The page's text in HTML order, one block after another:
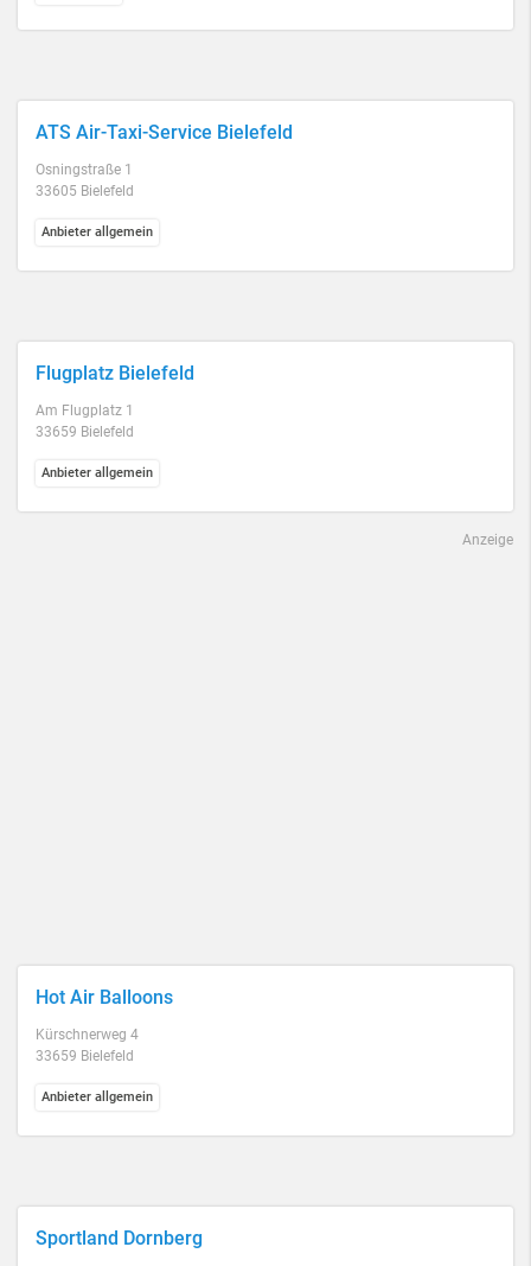
ATS Air-Taxi-Service Bielefeld
Osningstraße 1
33605 Bielefeld
Anbieter allgemein
Flugplatz Bielefeld
Am Flugplatz 1
33659 Bielefeld
Anbieter allgemein
Anzeige
Hot Air Balloons
Kürschnerweg 4
33659 Bielefeld
Anbieter allgemein
Sportland Dornberg